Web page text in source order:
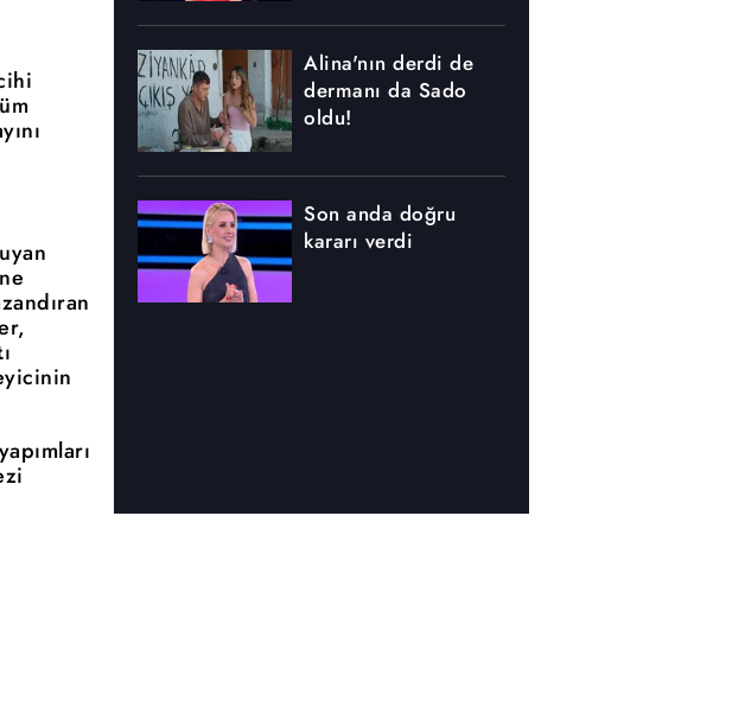
Alina'nın derdi de
dermanı da Sado
oldu!
Son anda doğru
kararı verdi